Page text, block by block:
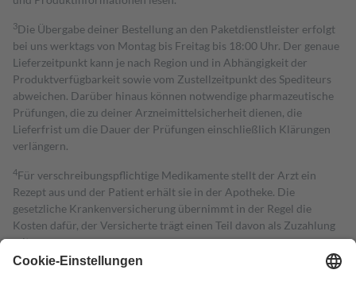
3Die Übergabe deiner Bestellung an den Paketdienstleister erfolgt
bei uns werktags von Montag bis Freitag bis 18:00 Uhr. Der genaue
Lieferzeitpunkt kann je nach Region und in Abhängigkeit der
Produktverfügbarkeit sowie vom Zustellzeitpunkt des Spediteurs
abweichen. Darüber hinaus können notwendige pharmazeutische
Prüfungen, die zu deiner Arzneimittelsicherheit dienen, die
Lieferfrist um die Dauer der Prüfungen einschließlich Klärungen
verlängern.
4Für verschreibungspflichtige Medikamente stellt der Arzt ein
Rezept aus und der Patient erhält sie in der Apotheke. Die
gesetzliche Krankenversicherung übernimmt in der Regel die
Kosten dafür, der Versicherte trägt einen Teil davon als Zuzahlung
mit.
Grundsätzlich leisten Mitglieder Zuzahlungen in Höhe von zehn